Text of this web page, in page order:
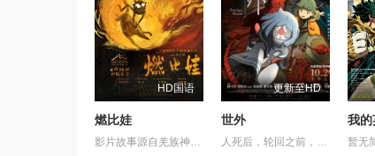
HD国语
燃比娃
影片故事源自羌族神话，讲述了一只被人类抚养长大的猴子，追寻母亲阿勿巴吉（周迅 配音）的足迹，踏上神山探寻“温暖”之谜的旅程。他在“恐惧之兽”口中夺取火种，烈焰焚身，褪去毛发，涅槃成人。
更新至HD
世外
人死后，轮回之前，亡魂会来到一处奇异之地——“世外”。灵守日复一日引领亡魂去投胎，直至一天，灵守小鬼遇上了不愿转世的小妹，让不懂人类情感的小鬼看到了不再一样的“世外”。 在带领小妹转世的路途上，小鬼揭示了她前世的遗憾，亦触发了难以逆转的诅咒——若小妹完全被忿恨支配，不论世外、人间，将与她一同灰飞烟灭…… 为了小妹，小鬼得到天女的允许，与武功高强的黑天踏上横跨千年的征途，纵然在路上危机四伏，他仍不惜多次舍身相救，只为了小妹能忘记过去的伤痛，并原谅自己，一身轻盈，走上轮回转世之路…… 暂无